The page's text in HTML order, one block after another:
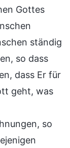
Gottes
ständig
so dass
dass Er für
geht, was
so